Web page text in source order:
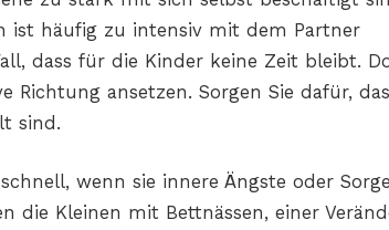
ist häufig zu intensiv mit dem Partner
dass für die Kinder keine Zeit bleibt.
Richtung ansetzen. Sorgen Sie dafür,
sind.
wenn sie innere Ängste oder
die Kleinen mit Bettnässen, einer